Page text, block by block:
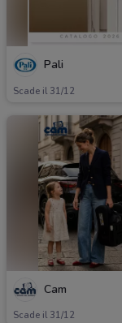
Pali
Scade il 31/12
Cam
Scade il 31/12